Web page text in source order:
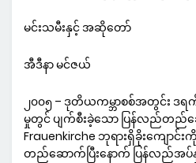
မင်းသမီးနှင့် အဆိုတော်
အီဒီနာ မင်ဇယ်
၂၀၀၅ – ဒုတိယကမ္ဘာစစ်အတွင်း ဒ
မှုတွင် ပျက်စီးခဲ့သော ပြန်လည်တ
Frauenkirche ဘုရားရှိခိုးကျောင်
တည်ဆောက်ပြီးနောက် ပြန်လည်အပ်